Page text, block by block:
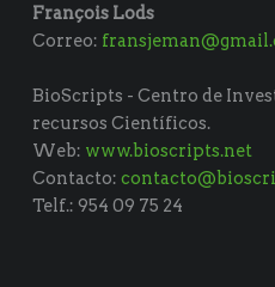
François Lods
Correo:
BioScripts - Centro de
recursos Científicos.
Web: www.bioscripts.net
Contacto:
Telf.: 954 09 75 24